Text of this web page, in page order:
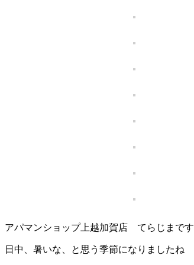
アパマンショップ上越加賀店 てらじまです
日中、暑いな、と思う季節になりましたね